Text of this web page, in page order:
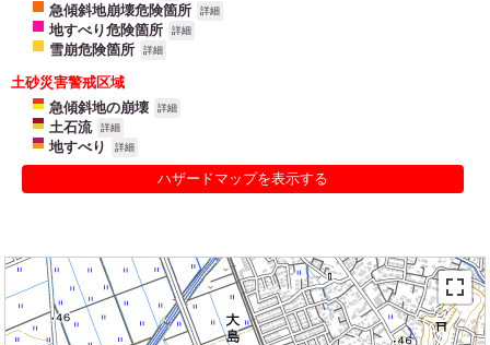
急傾斜地崩壊危険箇所 詳細
地すべり危険箇所 詳細
雪崩危険箇所 詳細
土砂災害警戒区域
急傾斜地の崩壊
詳細
土石流 詳細
地すべり 詳細
ハザードマップを表示する